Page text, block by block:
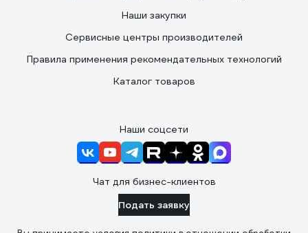
Наши закупки
Сервисные центры производителей
Правила применения рекомендательных технологий
Каталог товаров
Наши соцсети
Чат для бизнес-клиентов
Подать заявку